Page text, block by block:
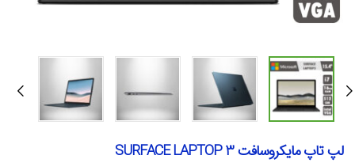
لپ تاپ مایکروسافت SURFACE LAPTOP 3